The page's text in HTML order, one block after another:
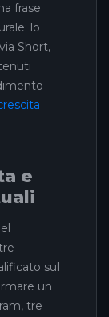
frase
lo
Short,
e
sul
un
tre